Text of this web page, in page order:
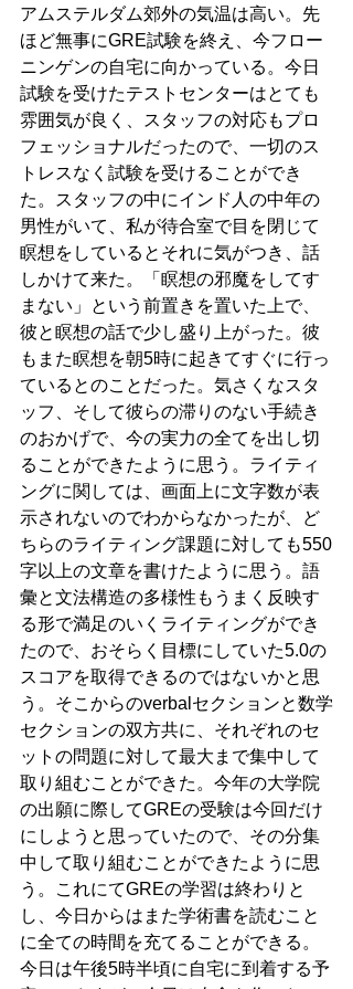
アムステルダム郊外の気温は高い。先
ほど無事にGRE試験を終え、今フロー
ニンゲンの自宅に向かっている。今日
試験を受けたテストセンターはとても
雰囲気が良く、スタッフの対応もプロ
フェッショナルだったので、一切のス
トレスなく試験を受けることができ
た。スタッフの中にインド人の中年の
男性がいて、私が待合室で目を閉じて
瞑想をしているとそれに気がつき、話
しかけて来た。「瞑想の邪魔をしてす
まない」という前置きを置いた上で、
彼と瞑想の話で少し盛り上がった。彼
もまた瞑想を朝5時に起きてすぐに行っ
ているとのことだった。気さくなスタ
ッフ、そして彼らの滞りのない手続き
のおかげで、今の実力の全てを出し切
ることができたように思う。ライティ
ングに関しては、画面上に文字数が表
示されないのでわからなかったが、ど
ちらのライティング課題に対しても550
字以上の文章を書けたように思う。語
彙と文法構造の多様性もうまく反映す
る形で満足のいくライティングができ
たので、おそらく目標にしていた5.0の
スコアを取得できるのではないかと思
う。そこからのverbalセクションと数学
セクションの双方共に、それぞれのセ
ットの問題に対して最大まで集中して
取り組むことができた。今年の大学院
の出願に際してGREの受験は今回だけ
にしようと思っていたので、その分集
中して取り組むことができたように思
う。これにてGREの学習は終わりと
し、今日からはまた学術書を読むこと
に全ての時間を充てることができる。
今日は午後5時半頃に自宅に到着する予